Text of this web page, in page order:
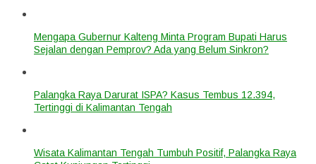
Mengapa Gubernur Kalteng Minta Program Bupati Harus
Sejalan dengan Pemprov? Ada yang Belum Sinkron?
Palangka Raya Darurat ISPA? Kasus Tembus 12.394,
Tertinggi di Kalimantan Tengah
Wisata Kalimantan Tengah Tumbuh Positif, Palangka Raya